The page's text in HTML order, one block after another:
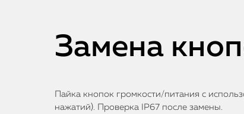
Замена
Пайка кнопок громкости/питания с
нажатий). Проверка IP67 после замены.